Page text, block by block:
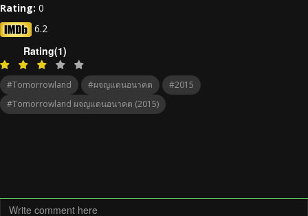
Rating: 0
6.2
Rating(1)
#Tomorrowland #ผจญแดนอนาคต
#2015
#Tomorrowland ผจญแดนอนาคต (2015)